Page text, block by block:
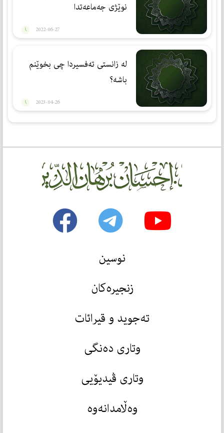
نوێژی جەماعەتدا
2022-06-27
لە زانستی تەفسیردا چی بخوێنم
باشە؟
2023-04-26
نوسین
زنجیرەکان
تەجوید و قیرائات
وتاری دەنگی
وتاری ڤیدیۆیی
وەڵامدانەوە